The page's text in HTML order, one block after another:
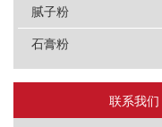
腻子粉
石膏粉
联系我们